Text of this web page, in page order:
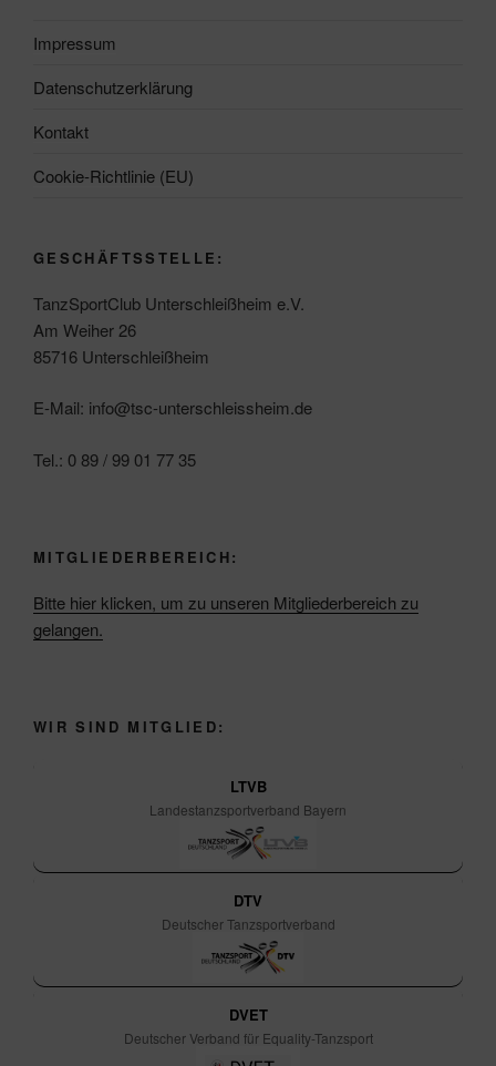
Impressum
Datenschutzerklärung
Kontakt
Cookie-Richtlinie (EU)
GESCHÄFTSSTELLE:
TanzSportClub Unterschleißheim e.V.
Am Weiher 26
85716 Unterschleißheim
E-Mail: info@tsc-unterschleissheim.de
Tel.: 0 89 / 99 01 77 35
MITGLIEDERBEREICH:
Bitte hier klicken, um zu unseren Mitgliederbereich zu
gelangen.
WIR SIND MITGLIED:
LTVB
Landestanzsportverband Bayern
DTV
Deutscher Tanzsportverband
DVET
Deutscher Verband für Equality-Tanzsport